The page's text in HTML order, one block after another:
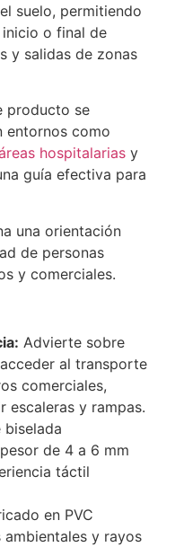
suelo, permitiendo
o final de
y salidas de zonas
producto se
entornos como
hospitalarias y
guía efectiva para
una orientación
de personas
y comerciales.
Advierte sobre
al transporte
comerciales,
escaleras y rampas.
biselada
de 4 a 6 mm
táctil
en PVC
y rayos